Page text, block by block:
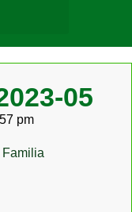
05
pm
Familia